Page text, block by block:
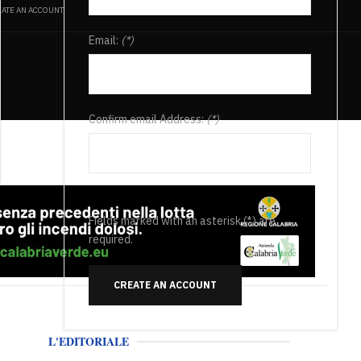
AN ACCOUNT
Email: (*)
Confirm email Address:(*)
Fields marked with an asterisk (*) are
required.
CREATE AN ACCOUNT
L'EDITORIALE